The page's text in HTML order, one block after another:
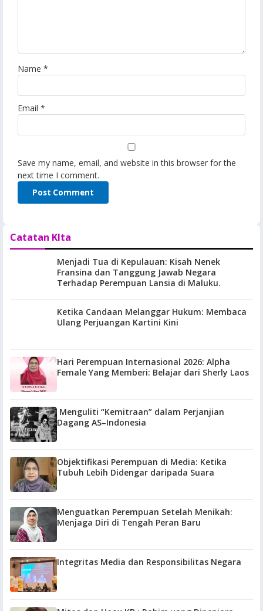
Name *
Email *
Save my name, email, and website in this browser for the
next time I comment.
Catatan KIta
Menjadi Tua di Kepulauan: Kisah Nenek
Fransina dan Tanggung Jawab Negara
Terhadap Perempuan Lansia di Maluku.
Ketika Candaan Melanggar Hukum: Membaca
Ulang Perjuangan Kartini Kini
Hari Perempuan Internasional 2026: Alpha
Female Yang Memberi: Belajar dari Sherly Laos
Menguliti “Kemitraan” dalam Perjanjian
Dagang AS–Indonesia
Objektifikasi Perempuan di Media: Ketika
Tubuh Lebih Didengar daripada Suara
Menguatkan Perempuan Setelah Menikah:
Menjaga Diri di Tengah Peran Baru
Integritas Media dan Responsibilitas Negara